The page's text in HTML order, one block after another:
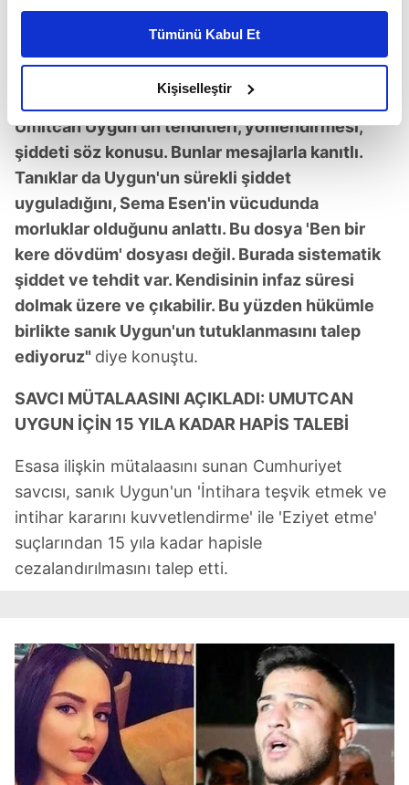
daha iyi reklam deneyimi yaşatabiliriz. Bunu yaparken
amacımızın size daha iyi bir reklam deneyimi sunmak
olduğunu ve sizlere en iyi içerikleri sunabilmek adına
elimizden gelen çabayı gösterdiğimizi ve bu noktada,
reklamların maliyetlerimizi karşılamak noktasında tek gelir
kalemimiz olduğunu sizlere hatırlatmak isteriz.
Her halükârda, kullanıcılar, bu çerezlere izin vermedikleri
takdirde, kullanıcılara hedefli reklamlar
gösterilmeyecektir."
Sizlere daha iyi bir hizmet sunabilmek için İnternet
Sitemizde kendimize ve üçüncü kişilere ait çerezler
kullanılmaktadır. Bu çerezler vasıtasıyla çeşitli kişisel
verileriniz işlenmekte olup gerekli olan çerezler bilgi
toplumu hizmetlerinin sunulması amacıyla
kullanılmaktadır. Diğer çerezler, sitemizin daha işlevsel
kılınması ve kişiselleştirilmesi ve sizlere yönelik
reklam/pazarlama faaliyetlerinin yapılması, amaçlarıyla
sınırlı olarak açık rızanız dahilinde kullanılacaktır.
Çerezlere ilişkin tercihlerinizi aşağıda yer alan panel
vasıtasıyla belirleyebilirsiniz. Çerezlere ilişkin detaylı bilgi
için Ayarlar butonuna tıklayabilir, Çerez Bilgilendirme
Metnimizi ziyaret edebilirsiniz.
ilgili mevzuata uygun olarak kullanılan çerezlerle ilgili bilgi
almak için lütfentıklayınız
Tümünü Kabul Et
Kişiselleştir
öldürdüyse ki bunu kabul etmiyoruz. Ama
Ümitcan Uygun'un tehditleri, yönlendirmesi,
şiddeti söz konusu. Bunlar mesajlarla kanıtlı.
Tanıklar da Uygun'un sürekli şiddet
uyguladığını, Sema Esen'in vücudunda
morluklar olduğunu anlattı. Bu dosya 'Ben bir
kere dövdüm' dosyası değil. Burada sistematik
şiddet ve tehdit var. Kendisinin infaz süresi
dolmak üzere ve çıkabilir. Bu yüzden hükümle
birlikte sanık Uygun'un tutuklanmasını talep
ediyoruz" diye konuştu.
SAVCI MÜTALAASINI AÇIKLADI: UMUTCAN
UYGUN İÇİN 15 YILA KADAR HAPİS TALEBİ
Esasa ilişkin mütalaasını sunan Cumhuriyet
savcısı, sanık Uygun'un 'İntihara teşvik etmek ve
intihar kararını kuvvetlendirme' ile 'Eziyet etme'
suçlarından 15 yıla kadar hapisle
cezalandırılmasını talep etti.